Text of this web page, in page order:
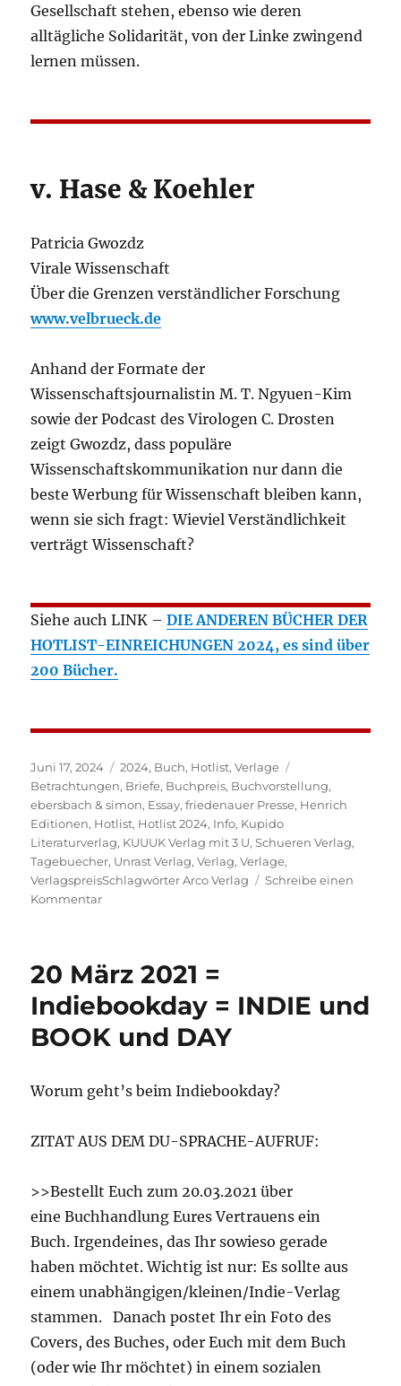
Gesellschaft stehen, ebenso wie deren
alltägliche Solidarität, von der Linke zwingend
lernen müssen.
v. Hase & Koehler
Patricia Gwozdz
Virale Wissenschaft
Über die Grenzen verständlicher Forschung
www.velbrueck.de
Anhand der Formate der
Wissenschaftsjournalistin M. T. Ngyuen-Kim
sowie der Podcast des Virologen C. Drosten
zeigt Gwozdz, dass populäre
Wissenschaftskommunikation nur dann die
beste Werbung für Wissenschaft bleiben kann,
wenn sie sich fragt: Wieviel Verständlichkeit
verträgt Wissenschaft?
Siehe auch LINK –DIE ANDEREN BÜCHER DER
HOTLIST-EINREICHUNGEN 2024, es sind über
200 Bücher.
Veröffentlicht
am
Juni 17, 2024 Kategorien
2024, Buch, Hotlist,Verlage
Betrachtungen, Briefe, Buchpreis, Buchvorstellung,
ebersbach & simon, Essay,friedenauer Presse, Henrich
Editionen, Hotlist, Hotlist 2024, Info, Kupido
Literaturverlag, KUUUK Verlag mit 3 U,Schueren Verlag,
Tagebuecher, Unrast Verlag,Verlag,Verlage,
VerlagspreisSchlagwörter Arco Verlag
Schreibe einen
Kommentarzu
Einreichungen
2024
online
20 März 2021 =
Indiebookday = INDIE und
BOOK und DAY
Worum geht’s beim Indiebookday?
ZITAT AUS DEM DU-SPRACHE-AUFRUF:
>>Bestellt Euch zum 20.03.2021 über
eine Buchhandlung Eures Vertrauens ein
Buch. Irgendeines, das Ihr sowieso gerade
haben möchtet. Wichtig ist nur: Es sollte aus
einem unabhängigen/kleinen/Indie-Verlag
stammen. Danach postet Ihr ein Foto des
Covers, des Buches, oder Euch mit dem Buch
(oder wie Ihr möchtet) in einem sozialen